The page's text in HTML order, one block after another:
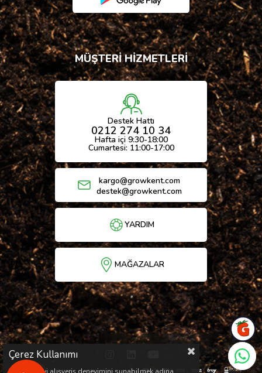
MÜŞTERİ HİZMETLERİ
Destek Hattı
0212 274 10 34
Hafta içi 9:30-18:00
Cumartesi: 11:00-17:00
kargo@growkent.com
destek@growkent.com
YARDIM
MAĞAZALAR
Çerez Kullanımı